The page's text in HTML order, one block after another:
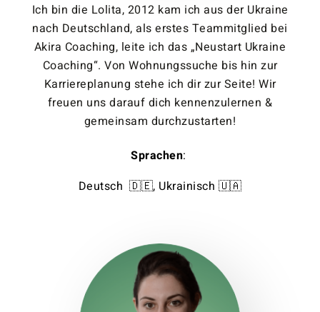
Ich bin die Lolita, 2012 kam ich aus der Ukraine
nach Deutschland, als erstes Teammitglied bei
Akira Coaching, leite ich das „Neustart Ukraine
Coaching“. Von Wohnungssuche bis hin zur
Karriereplanung stehe ich dir zur Seite! Wir
freuen uns darauf dich kennenzulernen &
gemeinsam durchzustarten!
Sprachen:
Deutsch 🇩🇪, Ukrainisch 🇺🇦